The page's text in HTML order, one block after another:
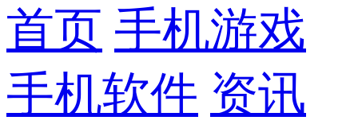
首页 手机游戏
手机软件 资讯